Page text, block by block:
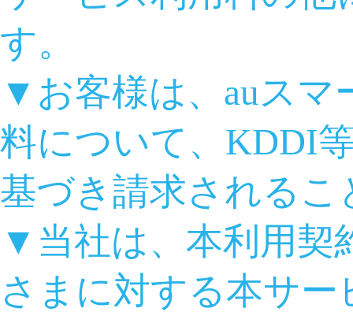
す。
▼お客様は、auスマ
料について、KDDI
基づき請求される
▼当社は、本利用契
さまに対する本サ